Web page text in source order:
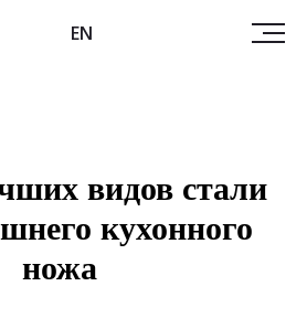
EN
видов стали
кухонного
ножа